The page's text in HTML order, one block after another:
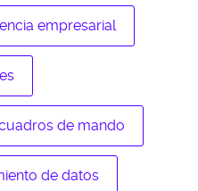
empresarial
de mando
de datos